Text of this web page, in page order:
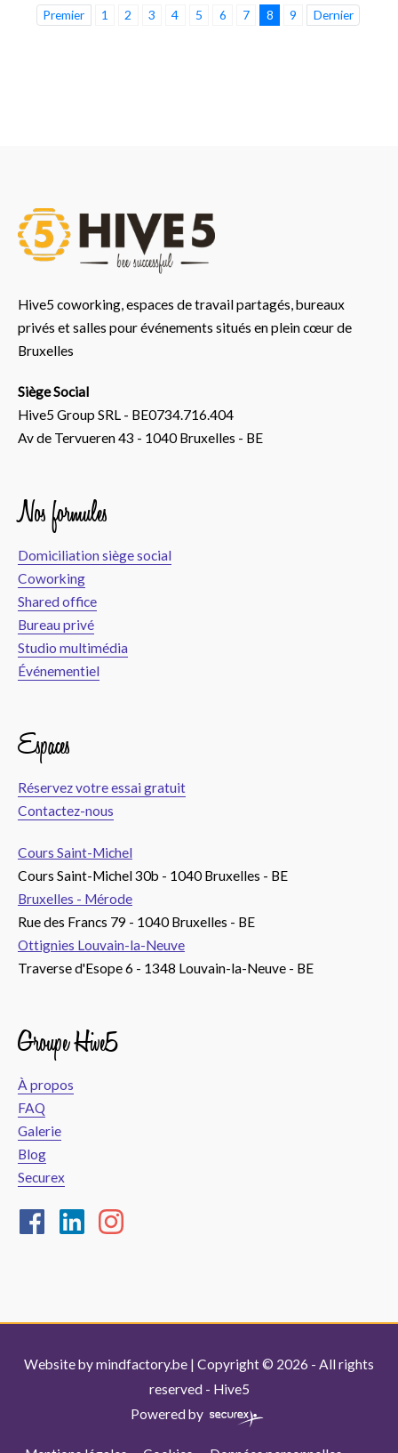
Premier 1 2 3 4 5 6 7 8 9 Dernier
Hive5 coworking, espaces de travail partagés, bureaux
privés et salles pour événements situés en plein cœur de
Bruxelles
Siège Social
Hive5 Group SRL - BE0734.716.404
Av de Tervueren 43 - 1040 Bruxelles - BE
Nos formules
Domiciliation siège social
Coworking
Shared office
Bureau privé
Studio multimédia
Événementiel
Espaces
Réservez votre essai gratuit
Contactez-nous
Cours Saint-Michel
Cours Saint-Michel 30b - 1040 Bruxelles - BE
Bruxelles - Mérode
Rue des Francs 79 - 1040 Bruxelles - BE
Ottignies Louvain-la-Neuve
Traverse d'Esope 6 - 1348 Louvain-la-Neuve - BE
Groupe Hive5
À propos
FAQ
Galerie
Blog
Securex
Website bymindfactory.be | Copyright © 2026 - All rights
reserved - Hive5
Powered by